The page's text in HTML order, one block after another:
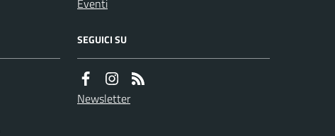
Eventi
SEGUICI SU
Newsletter